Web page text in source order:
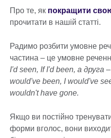
Про те, як покращити
прочитати в нашій статті.
Радимо розбити умовне
частина – це умовне
I'd seen, If I'd been, а друга
would've been, I would've
wouldn't have gone.
Якщо ви постійно
форми вголос, вони